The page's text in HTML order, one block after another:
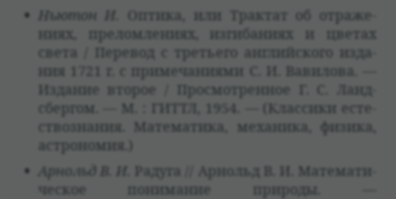
Нью­тон И.
Оптика, или Трак­тат об отраже­
ниях, пре­лом­ле­ниях, изги­ба­ниях и цве­тах
света / Пере­вод с тре­тьего английского изда­
ния 1721 г. с при­ме­ча­ни­ями С. И. Вави­лова. —
Изда­ние вто­рое / Про­смот­рен­ное Г. С. Ланд­
сбергом. — М. : ГИТТЛ, 1954. — (Клас­сики есте­
ство­зна­ния. Матема­тика, меха­ника, физика,
аст­ро­номия.)
Арнольд В. И. Радуга // Арнольд В. И. Матема­ти­
че­ское понима­ние при­роды. —